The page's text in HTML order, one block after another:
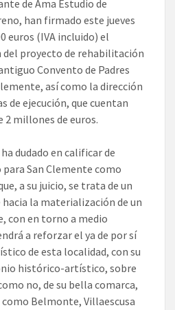
de Ama Estudio de
han firmado este jueves
euros (IVA incluido) el
proyecto de rehabilitación
Convento de Padres
así como la dirección
de ejecución, que cuentan
2 millones de euros.
dudado en calificar de
San Clemente como
a su juicio, se trata de un
la materialización de un
con en torno a medio
a reforzar el ya de por sí
de esta localidad, con su
histórico-artístico, sobre
no, de su bella comarca,
Belmonte, Villaescusa